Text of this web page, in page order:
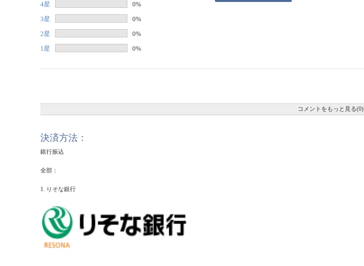
4星
0%
3星
0%
2星
0%
1星
0%
コメントをもっと見る(0)
決済方法：
銀行振込
全部：
1. りそな銀行